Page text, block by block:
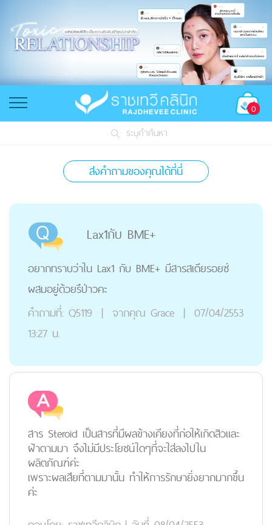
0
ระบุคำค้นหา
ส่งคำถามของคุณได้ที่นี่
Lax1กับ BME+
อยากทราบว่าใน Lax1 กับ BME+ มีสารสเตียรอยซ์
ผสมอยู่ด้วยรึป่าวคะ
คำถามที่: Q5119 | จากคุณ Grace | 07/04/2553
13:27 น.
สาร Steroid เป็นสารที่มีผลข้างเคียงที่ก่อให้เกิดสิวและ
ฝ้าตามมา จึงไม่มีประโยชน์ใดๆที่จะใส่ลงไปใน
ผลิตภัณฑ์ค่ะ
เพราะผลเสียที่ตามมานั้น ทำให้การรักษายิ่งยากมากขึ้น
ค่ะ